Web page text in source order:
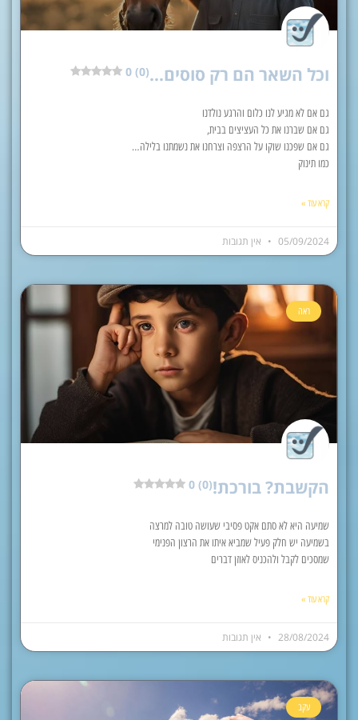
וכל השאר הם רק סוסים…0 (0)
גם אם לא מגיע לנו כלום והרגע נולדנו
גם אם שברנו את כל העציצים בבית,
גם אם שפכנו שוקו על הרצפה וצרחנו את נשמתנו בלילה…
כמו תינוק
קרא עוד »
05/09/2024 אין תגובות
ראה
הקשבת? בורכת!0 (0)
שמיעה היא לא סתם אקט פסיבי שעושה טובה למרצה
בשמיעה יש חלק פעיל שמביא איתו את הרצון הפנימי
שמסכים לקבל ולהכניס לאוזן דברים
קרא עוד »
28/08/2024 אין תגובות
עקב